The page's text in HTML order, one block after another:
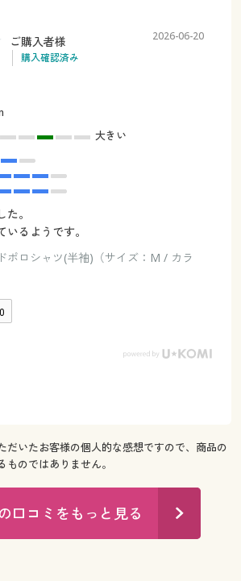
ご購入者様
購入確認済み
2026-06-20
大きい
。
るようです。
ポロシャツ(半袖)（サイズ：M / カラ
0
だいたお客様の個人的な感想ですので、商品の
のではありません。
口コミをもっと見る